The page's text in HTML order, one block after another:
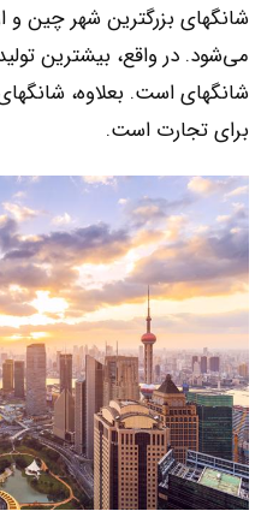
شانگهای بزرگترین شهر چین
می‌شود. در واقع، بیشترین
شانگهای است. بعلاوه،
برای تجارت است.